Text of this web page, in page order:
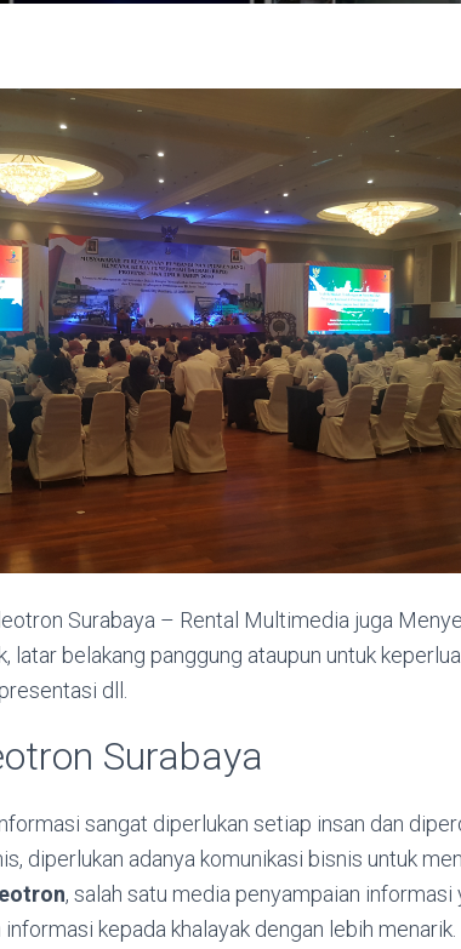
Surabaya – Rental Multimedia juga
latar belakang panggung ataupun untuk
dll.
Surabaya
sangat diperlukan setiap insan dan
diperlukan adanya komunikasi bisnis untuk
, salah satu media penyampaian informasi
kepada khalayak dengan lebih